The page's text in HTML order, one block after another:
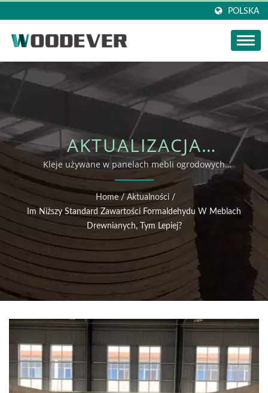
POLSKA
AKTUALIZACJA
WIADOMOŚCI
WOODEVER: IM NIŻSZY
STANDARD
ZAWARTOŚCI
FORMALDEHYDU W
MEBLACH
DREWNIANYCH, TYM
LEPIEJ?
Kleje używane w panelach mebli ogrodowych
WOODEVER są zgodne z certyfikacją SGS
Home / Aktualności /
Im Niższy Standard Zawartości Formaldehydu W Meblach
Drewnianych, Tym Lepiej?